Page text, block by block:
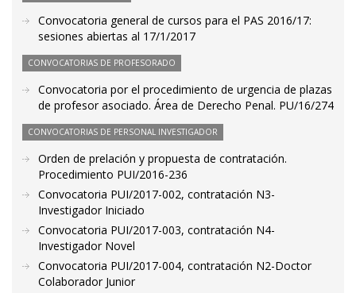
Convocatoria general de cursos para el PAS 2016/17:
sesiones abiertas al 17/1/2017
CONVOCATORIAS DE PROFESORADO
Convocatoria por el procedimiento de urgencia de plazas
de profesor asociado. Área de Derecho Penal. PU/16/274
CONVOCATORIAS DE PERSONAL INVESTIGADOR
Orden de prelación y propuesta de contratación.
Procedimiento PUI/2016-236
Convocatoria PUI/2017-002, contratación N3-
Investigador Iniciado
Convocatoria PUI/2017-003, contratación N4-
Investigador Novel
Convocatoria PUI/2017-004, contratación N2-Doctor
Colaborador Junior